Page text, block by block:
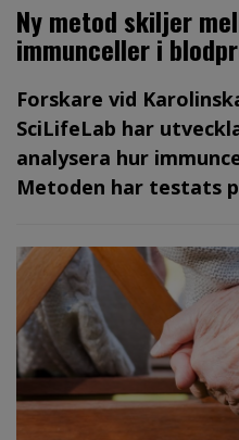
Ny metod skiljer
immunceller i
Forskare vid
SciLifeLab har
analysera hur
Metoden har testats